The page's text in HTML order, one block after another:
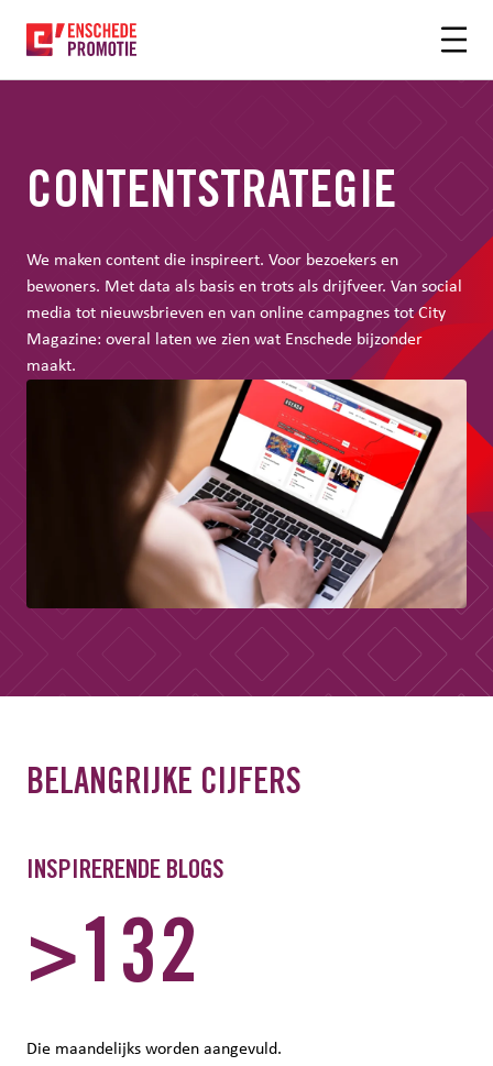
CONTENTSTRATEGIE
We maken content die inspireert. Voor bezoekers en
bewoners. Met data als basis en trots als drijfveer. Van social
media tot nieuwsbrieven en van online campagnes tot City
Magazine: overal laten we zien wat Enschede bijzonder
maakt.
BELANGRIJKE CIJFERS
INSPIRERENDE BLOGS
>132
Die maandelijks worden aangevuld.